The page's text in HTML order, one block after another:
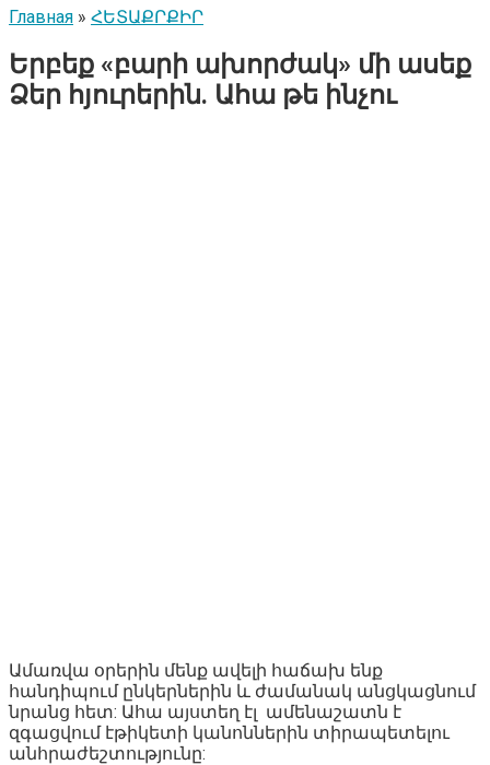
Главная » ՀԵՏԱՔՐՔԻՐ
Երբեք «բարի ախորժակ» մի ասեք
Ձեր հյուրերին. Ահա թե ինչու
Ամառվա օրերին մենք ավելի հաճախ ենք
հանդիպում ընկերներին և ժամանակ անցկացնում
նրանց հետ: Ահա այստեղ էլ ամենաշատն է
զգացվում էթիկետի կանոններին տիրապետելու
անհրաժեշտությունը: